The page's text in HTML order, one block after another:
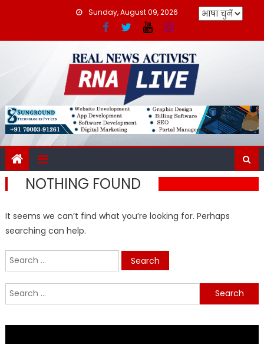
Sunday, August 09, 2026
NOTHING FOUND
It seems we can’t find what you’re looking for. Perhaps
searching can help.
Search
for:
Search
for: